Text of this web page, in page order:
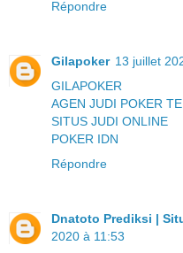
Répondre
Gilapoker 13 juillet
GILAPOKER
AGEN JUDI POKER
SITUS JUDI ONLINE
POKER IDN
Répondre
Dnatoto Prediksi |
2020 à 11:53